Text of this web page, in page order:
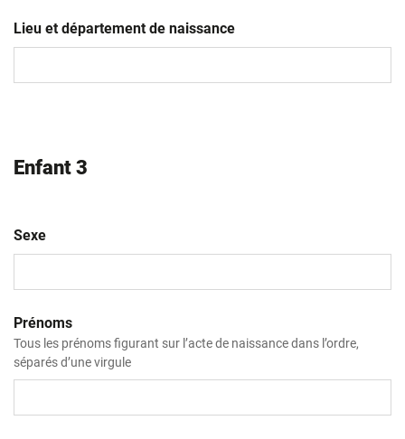
slash
MM
Lieu et département de naissance
Enfant 3
Sexe
Prénoms
Tous les prénoms figurant sur l’acte de naissance dans l’ordre,
séparés d’une virgule